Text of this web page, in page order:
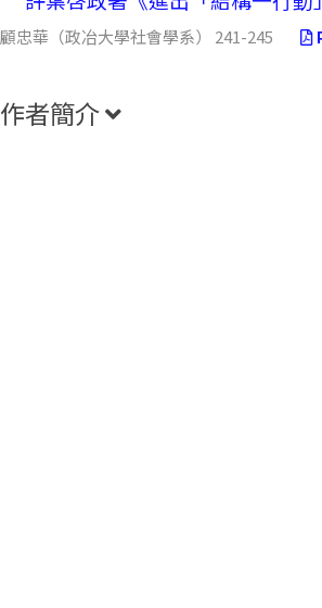
顧忠華（政冶大學社會學系） 241-245
作者簡介